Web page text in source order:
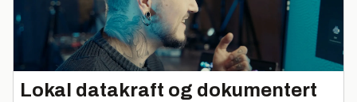
Lokal datakraft og dokumentert